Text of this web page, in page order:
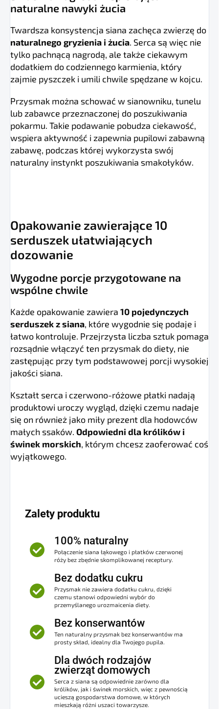
naturalne nawyki żucia
Twardsza konsystencja siana zachęca zwierzę do
naturalnego gryzienia i żucia. Serca są więc nie
tylko pachnącą nagrodą, ale także ciekawym
dodatkiem do codziennego karmienia, który
zajmie pyszczek i umili chwile spędzane w kojcu.
Przysmak można schować w sianowniku, tunelu
lub zabawce przeznaczonej do poszukiwania
pokarmu. Takie podawanie pobudza ciekawość,
wspiera aktywność i zapewnia pupilowi zabawną
zabawę, podczas której wykorzysta swój
naturalny instynkt poszukiwania smakołyków.
Opakowanie zawierające 10
serduszek ułatwiających
dozowanie
Wygodne porcje przygotowane na
wspólne chwile
Każde opakowanie zawiera 10 pojedynczych
serduszek z siana, które wygodnie się podaje i
łatwo kontroluje. Przejrzysta liczba sztuk pomaga
rozsądnie włączyć ten przysmak do diety, nie
zastępując przy tym podstawowej porcji wysokiej
jakości siana.
Kształt serca i czerwono-różowe płatki nadają
produktowi uroczy wygląd, dzięki czemu nadaje
się on również jako miły prezent dla hodowców
małych ssaków. Odpowiedni dla królików i
świnek morskich, którym chcesz zaoferować coś
wyjątkowego.
Zalety produktu
100% naturalny
Połączenie siana łąkowego i płatków czerwonej
róży bez zbędnie skomplikowanej receptury.
Bez dodatku cukru
Przysmak nie zawiera dodatku cukru, dzięki
czemu stanowi odpowiedni wybór do
przemyślanego urozmaicenia diety.
Bez konserwantów
Ten naturalny przysmak bez konserwantów ma
prosty skład, idealny dla Twojego pupila.
Dla dwóch rodzajów
zwierząt domowych
Serca z siana są odpowiednie zarówno dla
królików, jak i świnek morskich, więc z pewnością
ucieszą gospodarstwa domowe, w których
mieszkają różni uszaci towarzysze.